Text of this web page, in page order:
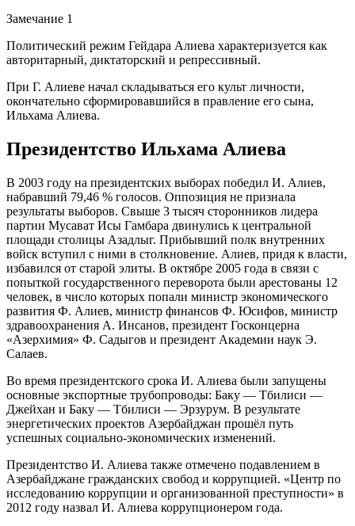
Замечание 1
Политический режим Гейдара Алиева характеризуется как
авторитарный, диктаторский и репрессивный.
При Г. Алиеве начал складываться его культ личности,
окончательно сформировавшийся в правление его сына,
Ильхама Алиева.
Президентство Ильхама Алиева
В 2003 году на президентских выборах победил И. Алиев,
набравший 79,46 % голосов. Оппозиция не признала
результаты выборов. Свыше 3 тысяч сторонников лидера
партии Мусават Исы Гамбара двинулись к центральной
площади столицы Азадлыг. Прибывший полк внутренних
войск вступил с ними в столкновение. Алиев, придя к власти,
избавился от старой элиты. В октябре 2005 года в связи с
попыткой государственного переворота были арестованы 12
человек, в число которых попали министр экономического
развития Ф. Алиев, министр финансов Ф. Юсифов, министр
здравоохранения А. Инсанов, президент Госконцерна
«Азерхимия» Ф. Садыгов и президент Академии наук Э.
Салаев.
Во время президентского срока И. Алиева были запущены
основные экспортные трубопроводы: Баку — Тбилиси —
Джейхан и Баку — Тбилиси — Эрзурум. В результате
энергетических проектов Азербайджан прошёл путь
успешных социально-экономических изменений.
Президентство И. Алиева также отмечено подавлением в
Азербайджане гражданских свобод и коррупцией. «Центр по
исследованию коррупции и организованной преступности» в
2012 году назвал И. Алиева коррупционером года.